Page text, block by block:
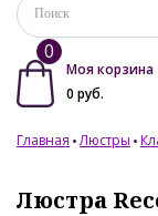
0
Моя корзина
0 руб.
Главная Люстры
Люстра